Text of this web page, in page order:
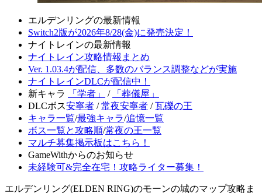
エルデンリングの最新情報
Switch2版が2026年8/28(金)に発売決定！
ナイトレインの最新情報
ナイトレイン攻略情報まとめ
Ver. 1.03.4が配信、多数のバランス調整などが実施
ナイトレインDLCが配信中！
新キャラ
「学者」 /
「葬儀屋」
DLCボス安寧者 /常夜安寧者 /瓦礫の王
キャラ一覧/最強キャラ/追憶一覧
ボス一覧と攻略順/常夜の王一覧
マルチ募集掲示板はこちら！
GameWithからのお知らせ
未経験可&完全在宅！攻略ライター募集！
エルデンリング(ELDEN RING)のモーンの城のマップ攻略ま